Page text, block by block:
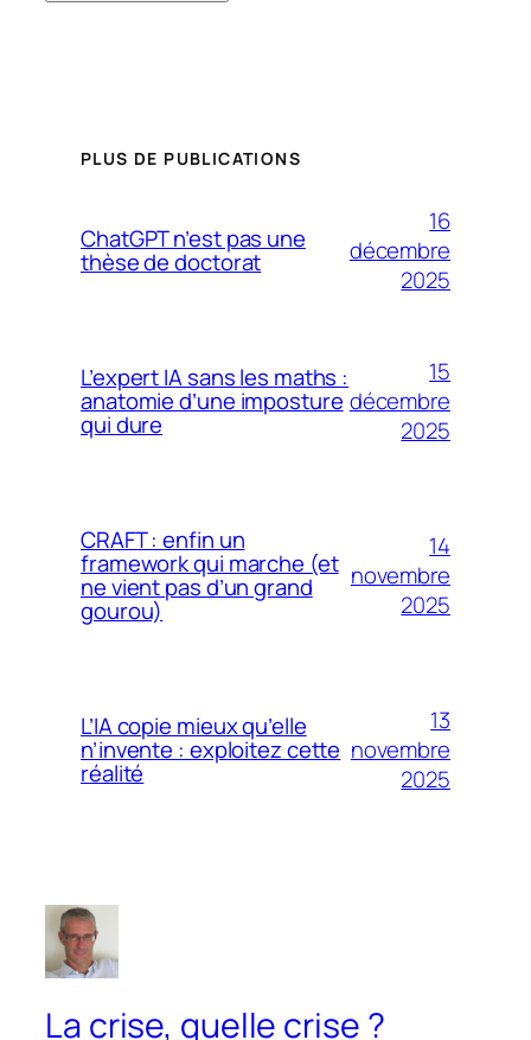
PLUS DE PUBLICATIONS
ChatGPT n’est pas une
thèse de doctorat
16
décembre
2025
L’expert IA sans les maths :
anatomie d’une imposture
qui dure
15
décembre
2025
CRAFT : enfin un
framework qui marche (et
ne vient pas d’un grand
gourou)
14
novembre
2025
L’IA copie mieux qu’elle
n’invente : exploitez cette
réalité
13
novembre
2025
La crise, quelle crise ?